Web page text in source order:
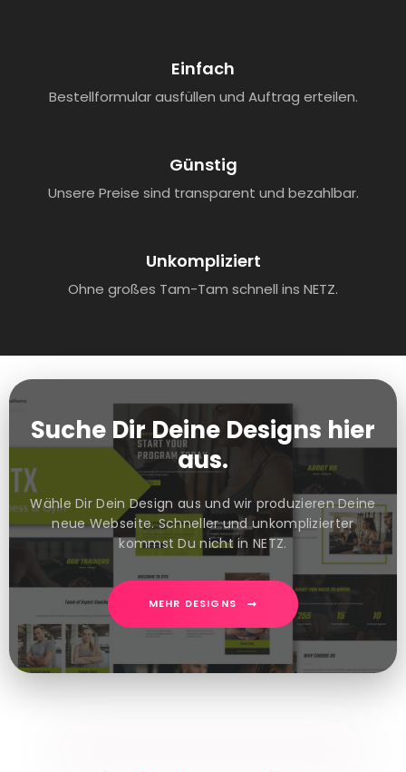
Einfach
Bestellformular ausfüllen und Auftrag erteilen.
Günstig
Unsere Preise sind transparent und bezahlbar.
Unkompliziert
Ohne großes Tam-Tam schnell ins NETZ.
Suche Dir Deine Designs hier
aus.
Wähle Dir Dein Design aus und wir produzieren Deine
neue Webseite. Schneller und unkomplizierter
kommst Du nicht in NETZ.
MEHR DESIGNS